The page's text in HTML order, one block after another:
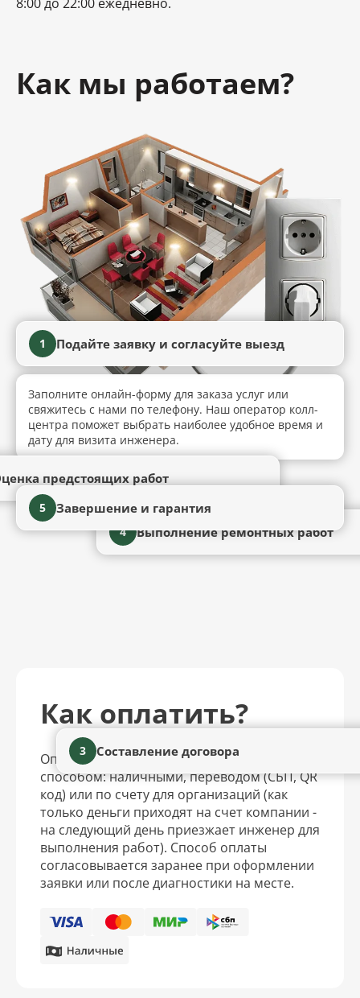
8:00 до 22:00 ежедневно.
Как мы работаем?
1 Подайте заявку и согласуйте выезд
Заполните онлайн-форму для заказа услуг или
свяжитесь с нами по телефону. Наш оператор колл-
центра поможет выбрать наиболее удобное время и
дату для визита инженера.
предстоящих работ
3 Составление договора
4 Выполнение ремонтных работ
5 Завершение и гарантия
Как оплатить?
Оплатить услуги можно удобным для вас
способом: наличными, переводом (СБП, QR
код) или по счету для организаций (как
только деньги приходят на счет компании -
на следующий день приезжает инженер для
выполнения работ). Способ оплаты
согласовывается заранее при оформлении
заявки или после диагностики на месте.